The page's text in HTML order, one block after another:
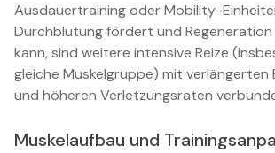
Ausdauertraining oder Mobility-
Durchblutung fördert und
kann, sind weitere intensive Reize
gleiche Muskelgruppe) mit verlängerten
und höheren Verletzungsraten
Muskelaufbau und